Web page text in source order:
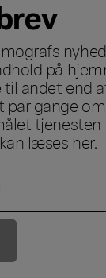
på
andet end
par gange
tjenesten
læses her.